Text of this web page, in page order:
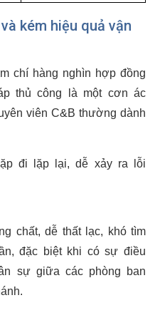
kém hiệu quả vận
chí hàng nghìn hợp đồng
thủ công là một cơn ác
viên C&B thường dành
đi lặp lại, dễ xảy ra lỗi
chất, dễ thất lạc, khó tìm
đặc biệt khi có sự điều
sự giữa các phòng ban